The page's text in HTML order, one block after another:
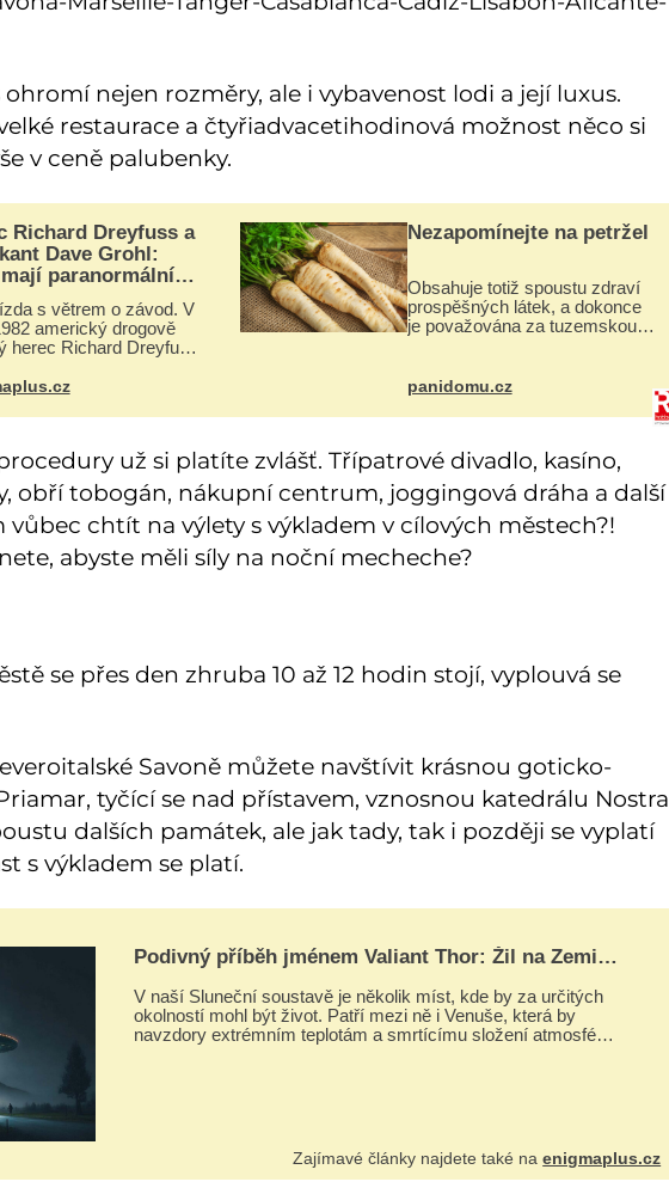
nejen rozměry, ale i vybavenost lodi a její luxus.
restaurace a čtyřiadvacetihodinová možnost něco si
v ceně palubenky.
Richard Dreyfuss a
Dave Grohl:
paranormální
s větrem o závod. V
americký drogově
herec Richard Dreyfuss
a prohání se po
ze řetězu.
Nezapomínejte na petržel
Obsahuje totiž spoustu zdraví
prospěšných látek, a dokonce
je považována za tuzemskou
vitaminy B1, B2, B3, B6,
provitamin A, vitamin E a
panidomu.cz
už si platíte zvlášť. Třípatrové divadlo, kasíno,
obří tobogán, nákupní centrum, joggingová dráha a další
vůbec chtít na výlety s výkladem v cílových městech?!
abyste měli síly na noční mecheche?
se přes den zhruba 10 až 12 hodin stojí, vyplouvá se
Savoně můžete navštívit krásnou goticko-
tyčící se nad přístavem, vznosnou katedrálu Nostra
dalších památek, ale jak tady, tak i později se vyplatí
s výkladem se platí.
Podivný příběh jménem Valiant Thor: Žil na Zemi
V naší Sluneční soustavě je několik míst, kde by za určitých
okolností mohl být život. Patří mezi ně i Venuše, která by
navzdory extrémním teplotám a smrtícímu složení atmosféry
Zajímavé články najdete také naenigmaplus.cz